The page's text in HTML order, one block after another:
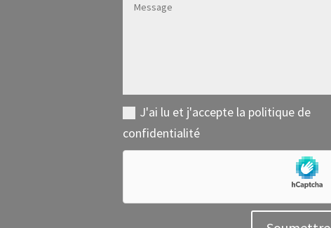
J'ai lu et j'accepte la politique de
confidentialité